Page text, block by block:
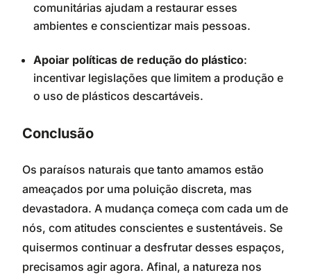
comunitárias ajudam a restaurar esses
ambientes e conscientizar mais pessoas.
Apoiar políticas de redução do plástico:
incentivar legislações que limitem a produção e
o uso de plásticos descartáveis.
Conclusão
Os paraísos naturais que tanto amamos estão
ameaçados por uma poluição discreta, mas
devastadora. A mudança começa com cada um de
nós, com atitudes conscientes e sustentáveis. Se
quisermos continuar a desfrutar desses espaços,
precisamos agir agora. Afinal, a natureza nos